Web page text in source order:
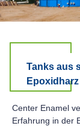
Tanks aus
Epoxidharz
Center Enamel
Erfahrung in der
Angebot
Kontakt